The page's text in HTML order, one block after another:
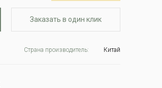
Заказать в один клик
Страна производитель: Китай